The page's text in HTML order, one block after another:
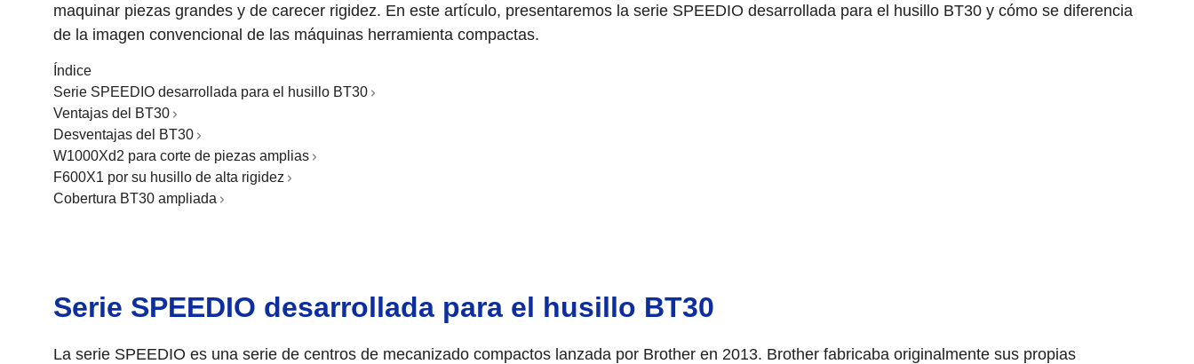
maquinar piezas grandes y de carecer rigidez. En este artículo, presentaremos la serie SPEEDIO desarrollada para el husillo BT30 y cómo se diferencia
de la imagen convencional de las máquinas herramienta compactas.
Índice
Serie SPEEDIO desarrollada para el husillo BT30
Ventajas del BT30
Desventajas del BT30
W1000Xd2 para corte de piezas amplias
F600X1 por su husillo de alta rigidez
Cobertura BT30 ampliada
Serie SPEEDIO desarrollada para el husillo BT30
La serie SPEEDIO es una serie de centros de mecanizado compactos lanzada por Brother en 2013. Brother fabricaba originalmente sus propias